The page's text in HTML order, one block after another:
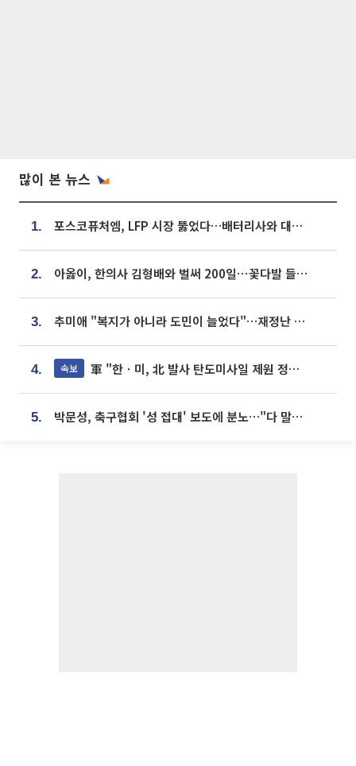
많이 본 뉴스
1. 포스코퓨처엠, LFP 시장 뚫었다…배터리사와 대규모 장기 공급 합의
2. 아옳이, 한의사 김형배와 벌써 200일⋯꽃다발 들고 "프러포즈 아냐"
3. 추미애 "복지가 아니라 도민이 늘었다"…재정난 책임론 정면돌파
4. 속보 軍 "한ㆍ미, 北 발사 탄도미사일 제원 정밀분석 중"
5. 박문성, 축구협회 '성 접대' 보도에 분노…"다 말아먹으려고 작정했나"